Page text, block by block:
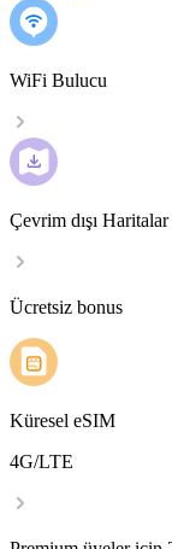
WiFi Bulucu
Çevrim dışı Haritalar
Ücretsiz bonus
Küresel eSIM
4G/LTE